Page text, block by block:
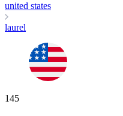
united states
laurel
145